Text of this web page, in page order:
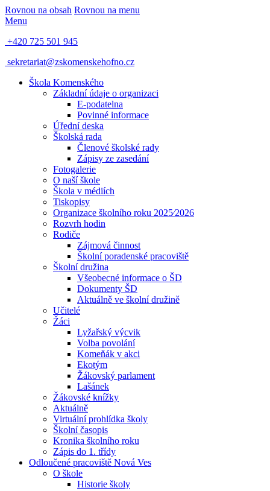
Rovnou na obsah Rovnou na menu
Menu
+420 725 501 945
sekretariat@zskomenskehofno.cz
Škola Komenského
Základní údaje o organizaci
E-podatelna
Povinné informace
Úřední deska
Školská rada
Členové školské rady
Zápisy ze zasedání
Fotogalerie
O naší škole
Škola v médiích
Tiskopisy
Organizace školního roku 2025⁄2026
Rozvrh hodin
Rodiče
Zájmová činnost
Školní poradenské pracoviště
Školní družina
Všeobecné informace o ŠD
Dokumenty ŠD
Aktuálně ve školní družině
Učitelé
Žáci
Lyžařský výcvik
Volba povolání
Komeňák v akci
Ekotým
Žákovský parlament
Lašánek
Žákovské knížky
Aktuálně
Virtuální prohlídka školy
Školní časopis
Kronika školního roku
Zápis do 1. třídy
Odloučené pracoviště Nová Ves
O škole
Historie školy